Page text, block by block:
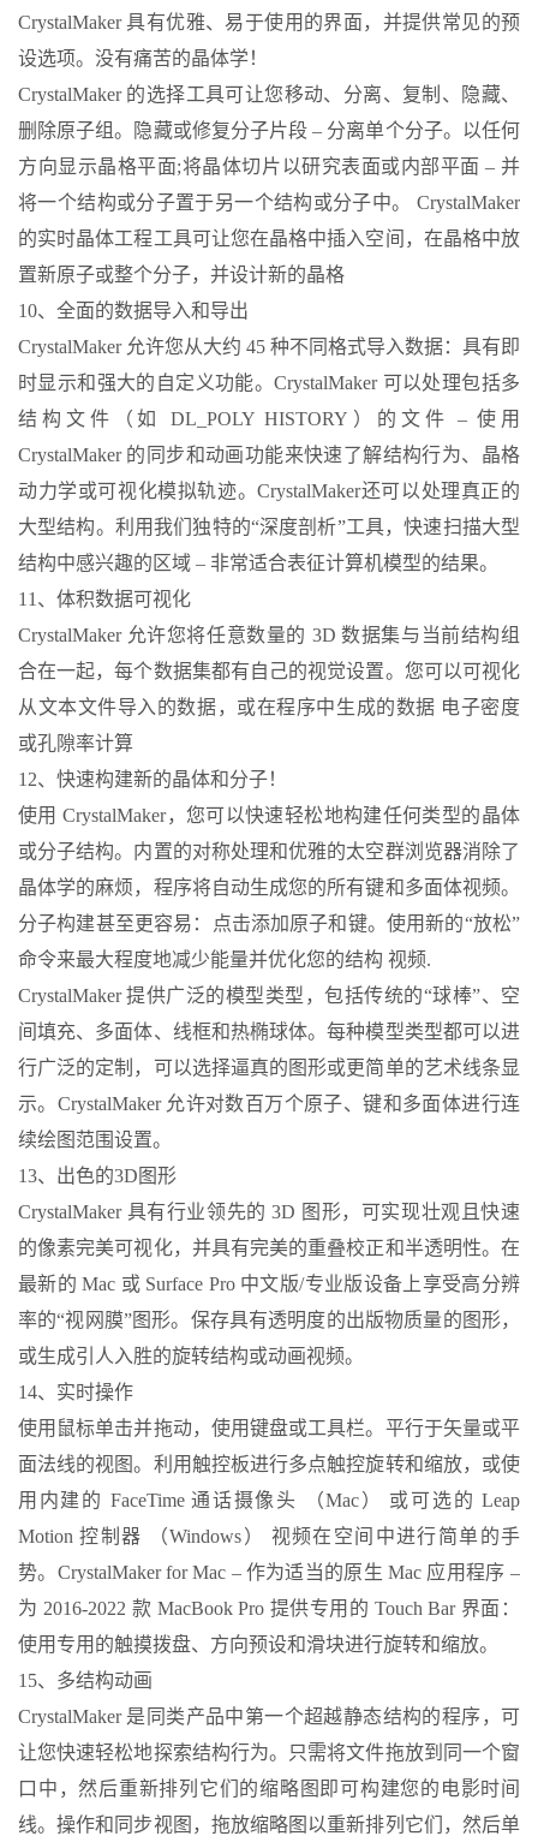
CrystalMaker 具有优雅、易于使用的界面，并提供常见的预
设选项。没有痛苦的晶体学！
CrystalMaker 的选择工具可让您移动、分离、复制、隐藏、
删除原子组。隐藏或修复分子片段 – 分离单个分子。以任何
方向显示晶格平面;将晶体切片以研究表面或内部平面 – 并
将一个结构或分子置于另一个结构或分子中。 CrystalMaker
的实时晶体工程工具可让您在晶格中插入空间，在晶格中放
置新原子或整个分子，并设计新的晶格
10、全面的数据导入和导出
CrystalMaker 允许您从大约 45 种不同格式导入数据：具有即
时显示和强大的自定义功能。CrystalMaker 可以处理包括多
结构文件（如 DL_POLY HISTORY）的文件 – 使用
CrystalMaker 的同步和动画功能来快速了解结构行为、晶格
动力学或可视化模拟轨迹。CrystalMaker还可以处理真正的
大型结构。利用我们独特的“深度剖析”工具，快速扫描大型
结构中感兴趣的区域 – 非常适合表征计算机模型的结果。
11、体积数据可视化
CrystalMaker 允许您将任意数量的 3D 数据集与当前结构组
合在一起，每个数据集都有自己的视觉设置。您可以可视化
从文本文件导入的数据，或在程序中生成的数据 电子密度
或孔隙率计算
12、快速构建新的晶体和分子！
使用 CrystalMaker，您可以快速轻松地构建任何类型的晶体
或分子结构。内置的对称处理和优雅的太空群浏览器消除了
晶体学的麻烦，程序将自动生成您的所有键和多面体视频。
分子构建甚至更容易：点击添加原子和键。使用新的“放松”
命令来最大程度地减少能量并优化您的结构 视频.
CrystalMaker 提供广泛的模型类型，包括传统的“球棒”、空
间填充、多面体、线框和热椭球体。每种模型类型都可以进
行广泛的定制，可以选择逼真的图形或更简单的艺术线条显
示。CrystalMaker 允许对数百万个原子、键和多面体进行连
续绘图范围设置。
13、出色的3D图形
CrystalMaker 具有行业领先的 3D 图形，可实现壮观且快速
的像素完美可视化，并具有完美的重叠校正和半透明性。在
最新的 Mac 或 Surface Pro 中文版/专业版设备上享受高分辨
率的“视网膜”图形。保存具有透明度的出版物质量的图形，
或生成引人入胜的旋转结构或动画视频。
14、实时操作
使用鼠标单击并拖动，使用键盘或工具栏。平行于矢量或平
面法线的视图。利用触控板进行多点触控旋转和缩放，或使
用内建的 FaceTime 通话摄像头 （Mac） 或可选的 Leap
Motion 控制器 （Windows） 视频在空间中进行简单的手
势。CrystalMaker for Mac – 作为适当的原生 Mac 应用程序 –
为 2016-2022 款 MacBook Pro 提供专用的 Touch Bar 界面：
使用专用的触摸拨盘、方向预设和滑块进行旋转和缩放。
15、多结构动画
CrystalMaker 是同类产品中第一个超越静态结构的程序，可
让您快速轻松地探索结构行为。只需将文件拖放到同一个窗
口中，然后重新排列它们的缩略图即可构建您的电影时间
线。操作和同步视图，拖放缩略图以重新排列它们，然后单